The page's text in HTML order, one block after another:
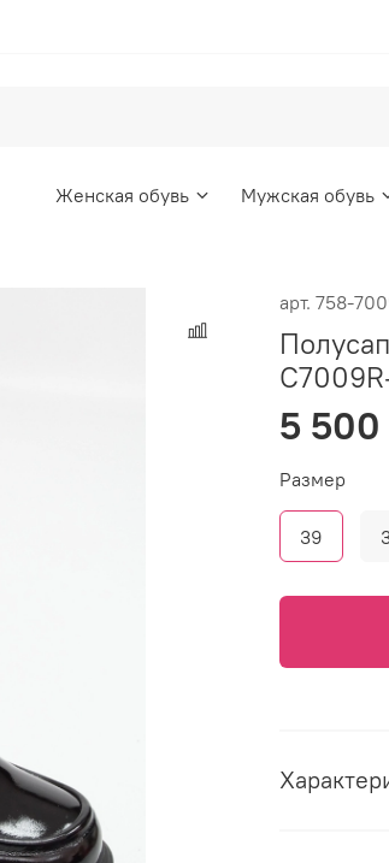
Женская обувь
Мужская обувь
арт. 758-
5
Размер
39